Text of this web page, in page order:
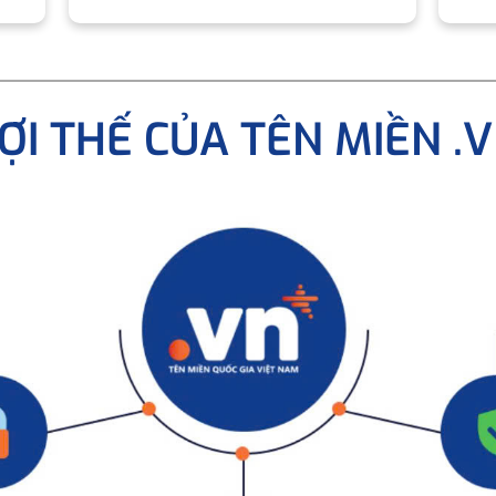
THẾ CỦA TÊN MIỀN